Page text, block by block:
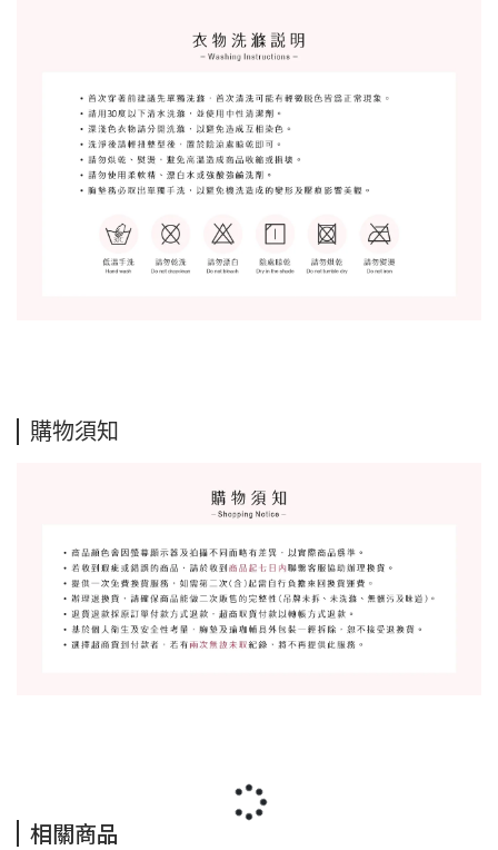
購物須知
相關商品